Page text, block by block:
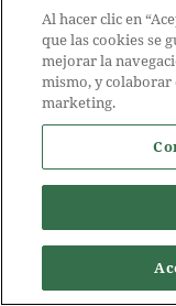
Al hacer clic en
que las cookies se
mejorar la
mismo, y
marketing.